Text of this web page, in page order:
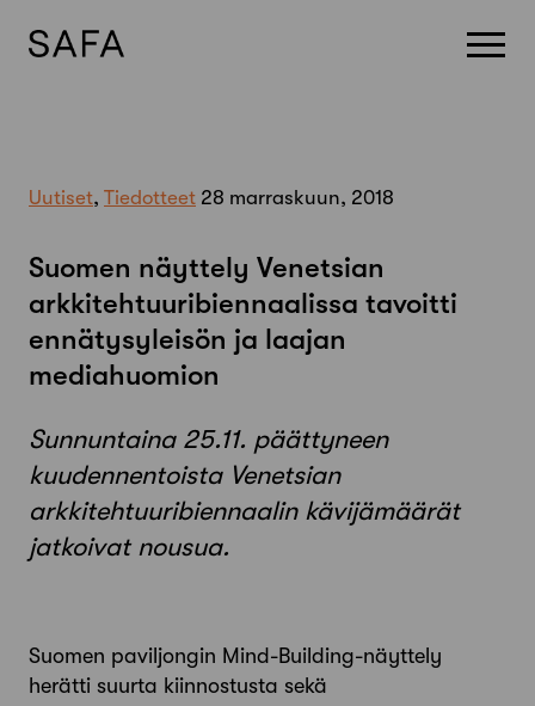
Uutiset, Tiedotteet 28 marraskuun, 2018
Suomen näyttely Venetsian
arkkitehtuuribiennaalissa tavoitti
ennätysyleisön ja laajan
mediahuomion
Sunnuntaina 25.11. päättyneen
kuudennentoista Venetsian
arkkitehtuuribiennaalin kävijämäärät
jatkoivat nousua.
Suomen paviljongin Mind-Building-näyttely
herätti suurta kiinnostusta sekä